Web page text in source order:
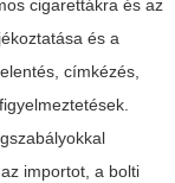
cigarettákra és az
és a
címkézés,
importot, a bolti